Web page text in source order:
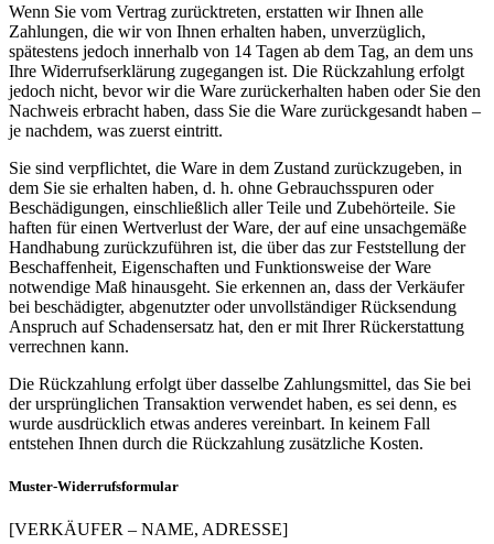
Wenn Sie vom Vertrag zurücktreten, erstatten wir Ihnen alle
Zahlungen, die wir von Ihnen erhalten haben, unverzüglich,
spätestens jedoch innerhalb von 14 Tagen ab dem Tag, an dem uns
Ihre Widerrufserklärung zugegangen ist. Die Rückzahlung erfolgt
jedoch nicht, bevor wir die Ware zurückerhalten haben oder Sie den
Nachweis erbracht haben, dass Sie die Ware zurückgesandt haben –
je nachdem, was zuerst eintritt.
Sie sind verpflichtet, die Ware in dem Zustand zurückzugeben, in
dem Sie sie erhalten haben, d. h. ohne Gebrauchsspuren oder
Beschädigungen, einschließlich aller Teile und Zubehörteile. Sie
haften für einen Wertverlust der Ware, der auf eine unsachgemäße
Handhabung zurückzuführen ist, die über das zur Feststellung der
Beschaffenheit, Eigenschaften und Funktionsweise der Ware
notwendige Maß hinausgeht. Sie erkennen an, dass der Verkäufer
bei beschädigter, abgenutzter oder unvollständiger Rücksendung
Anspruch auf Schadensersatz hat, den er mit Ihrer Rückerstattung
verrechnen kann.
Die Rückzahlung erfolgt über dasselbe Zahlungsmittel, das Sie bei
der ursprünglichen Transaktion verwendet haben, es sei denn, es
wurde ausdrücklich etwas anderes vereinbart. In keinem Fall
entstehen Ihnen durch die Rückzahlung zusätzliche Kosten.
Muster-Widerrufsformular
[VERKÄUFER – NAME, ADRESSE]